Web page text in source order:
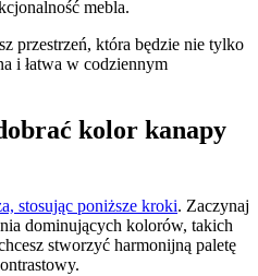
mebla.
przestrzeń, która będzie nie tylko
i łatwa w codziennym
kolor kanapy
stosując poniższe kroki. Zaczynaj
dominujących kolorów, takich
stworzyć harmonijną paletę